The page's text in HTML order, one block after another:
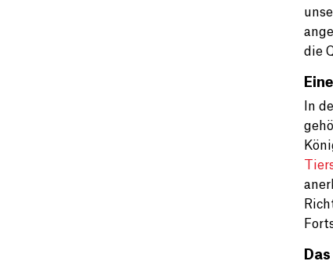
die
In